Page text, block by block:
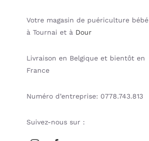
Votre magasin de puériculture bébé
à Tournai et à Dour
Livraison en Belgique et bientôt en
France
Numéro d’entreprise: 0778.743.813
Suivez-nous sur :